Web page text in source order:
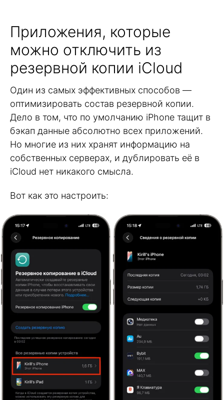
Приложения, которые
можно отключить из
резервной копии iCloud
Один из самых эффективных способов —
оптимизировать состав резервной копии.
Дело в том, что по умолчанию iPhone тащит в
бэкап данные абсолютно всех приложений.
Но многие из них хранят информацию на
собственных серверах, и дублировать её в
iCloud нет никакого смысла.
Вот как это настроить: